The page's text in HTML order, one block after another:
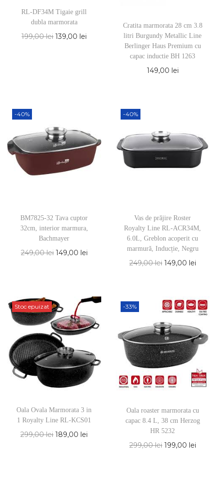
RL-DF34M Tigaie grill
dubla marmorata
199,00lei 139,00 lei
Cratita marmorata 28 cm 3.8
litri Burgundy Metallic Line
Berlinger Haus Premium cu
capac inductie BH 1263
149,00 lei
-40%
BM7825-32 Tava cuptor
32cm, interior marmura,
Bachmayer
249,00lei 149,00 lei
-40%
Vas de prăjire Roster
Royalty Line RL-ACR34M,
6.0L, Greblon acoperit cu
marmură, Inducție, Negru
249,00lei 149,00 lei
Stoc epuizat
Oala Ovala Marmorata 3 in
1 Royalty Line RL-KCS01
299,00lei 189,00 lei
-33%
Oala roaster marmorata cu
capac 8.4 L, 38 cm Herzog
HR 5232
299,00lei 199,00 lei